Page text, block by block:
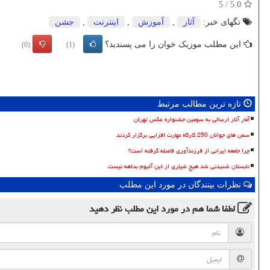
5.0
/
5
تگهای خبر:
آثار , آموزش , اینترنت , جشن
این مطلب موزیک خوان را می پسندید؟ (1)
(0)
تازه ترین مطالب مرتبط
آمار آثار ارسالی به سومین جشنواره عکس تهران
سمن های جوانان 250 کارگاه مهارت افزایی برگزار کردند
چرا جامعه ایرانی از فرزندآوری فاصله گرفته است؟
تابستان شنیدنی شد هیچ شیاری از این آلبوم بداهه نیست
نظرات بینندگان در مورد این مطلب
لطفا شما همدر مورد این مطلبنظر دهید